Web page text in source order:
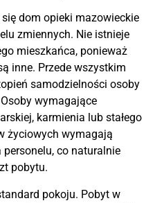
dom opieki mazowieckie
zmiennych. Nie istnieje
mieszkańca, ponieważ
inne. Przede wszystkim
samodzielności osoby
wymagające
karmienia lub stałego
życiowych wymagają
co naturalnie
pobytu.
pokoju. Pobyt w